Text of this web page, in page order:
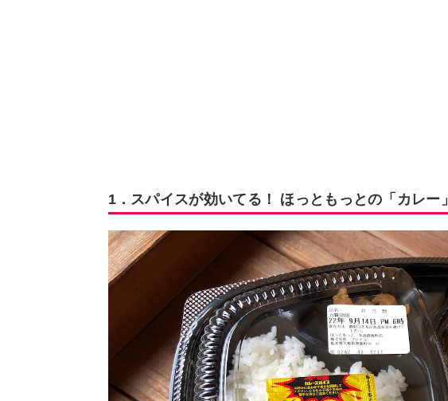
1．スパイスが効いてる！ ほっともっとの「カレー」